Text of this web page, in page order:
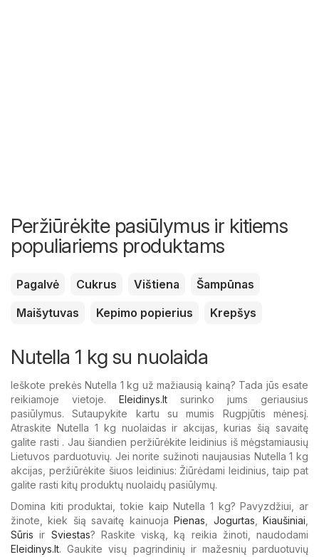
Peržiūrėkite pasiūlymus ir kitiems
populiariems produktams
Pagalvė Cukrus Vištiena
Šampūnas
Maišytuvas
Kepimo popierius Krepšys
Nutella 1 kg su nuolaida
Ieškote prekės Nutella 1 kg už mažiausią kainą? Tada jūs esate
reikiamoje vietoje. Eleidinys.lt surinko jums geriausius
pasiūlymus. Sutaupykite kartu su mumis Rugpjūtis mėnesį.
Atraskite Nutella 1 kg nuolaidas ir akcijas, kurias šią savaitę
galite rasti . Jau šiandien peržiūrėkite leidinius iš mėgstamiausių
Lietuvos parduotuvių. Jei norite sužinoti naujausias Nutella 1 kg
akcijas, peržiūrėkite šiuos leidinius: Žiūrėdami leidinius, taip pat
galite rasti kitų produktų nuolaidų pasiūlymų.
Domina kiti produktai, tokie kaip Nutella 1 kg? Pavyzdžiui, ar
žinote, kiek šią savaitę kainuojaPienas Jogurtas ,Kiaušiniai
Sūris ir Sviestas? Raskite viską, ką reikia žinoti, naudodami
Eleidinys.lt. Gaukite visų pagrindinių ir mažesnių parduotuvių